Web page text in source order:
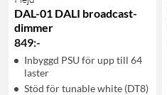
DAL-01 DALI broadcast-
dimmer
849:-
Inbyggd PSU för upp till 64
laster
Stöd för tunable white (DT8)